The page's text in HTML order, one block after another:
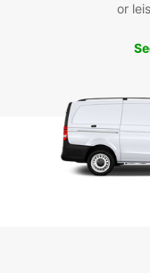
Avec Europcar, vous
soyez en vacances
N'attendez plus et
voiture de location
Bariloche. Profitez
découvrez tous les
or